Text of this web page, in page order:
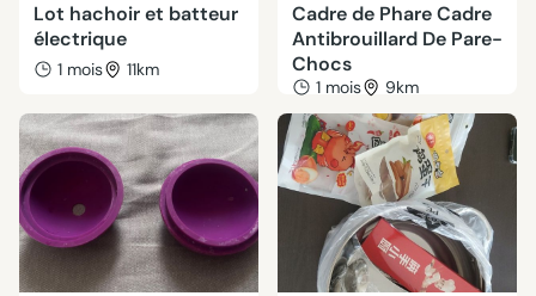
Lot hachoir et batteur
électrique
1 mois 11km
Cadre de Phare Cadre
Antibrouillard De Pare-
Chocs
1 mois 9km